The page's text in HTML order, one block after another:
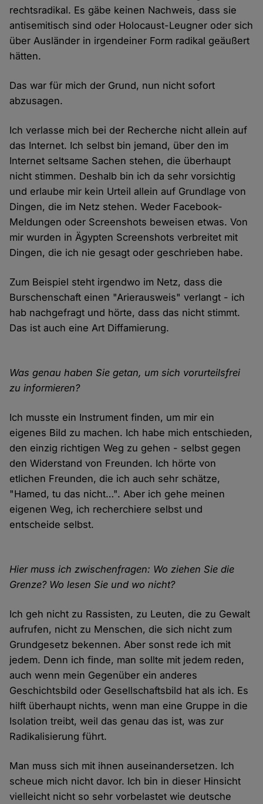
rechtsradikal. Es gäbe keinen Nachweis, dass sie
antisemitisch sind oder Holocaust-Leugner oder sich
über Ausländer in irgendeiner Form radikal geäußert
hätten.
Das war für mich der Grund, nun nicht sofort
abzusagen.
Ich verlasse mich bei der Recherche nicht allein auf
das Internet. Ich selbst bin jemand, über den im
Internet seltsame Sachen stehen, die überhaupt
nicht stimmen. Deshalb bin ich da sehr vorsichtig
und erlaube mir kein Urteil allein auf Grundlage von
Dingen, die im Netz stehen. Weder Facebook-
Meldungen oder Screenshots beweisen etwas. Von
mir wurden in Ägypten Screenshots verbreitet mit
Dingen, die ich nie gesagt oder geschrieben habe.
Zum Beispiel steht irgendwo im Netz, dass die
Burschenschaft einen "Arierausweis" verlangt - ich
hab nachgefragt und hörte, dass das nicht stimmt.
Das ist auch eine Art Diffamierung.
Was genau haben Sie getan, um sich vorurteilsfrei
zu informieren?
Ich musste ein Instrument finden, um mir ein
eigenes Bild zu machen. Ich habe mich entschieden,
den einzig richtigen Weg zu gehen - selbst gegen
den Widerstand von Freunden. Ich hörte von
etlichen Freunden, die ich auch sehr schätze,
"Hamed, tu das nicht…". Aber ich gehe meinen
eigenen Weg, ich recherchiere selbst und
entscheide selbst.
Hier muss ich zwischenfragen: Wo ziehen Sie die
Grenze? Wo lesen Sie und wo nicht?
Ich geh nicht zu Rassisten, zu Leuten, die zu Gewalt
aufrufen, nicht zu Menschen, die sich nicht zum
Grundgesetz bekennen. Aber sonst rede ich mit
jedem. Denn ich finde, man sollte mit jedem reden,
auch wenn mein Gegenüber ein anderes
Geschichtsbild oder Gesellschaftsbild hat als ich. Es
hilft überhaupt nichts, wenn man eine Gruppe in die
Isolation treibt, weil das genau das ist, was zur
Radikalisierung führt.
Man muss sich mit ihnen auseinandersetzen. Ich
scheue mich nicht davor. Ich bin in dieser Hinsicht
vielleicht nicht so sehr vorbelastet wie deutsche